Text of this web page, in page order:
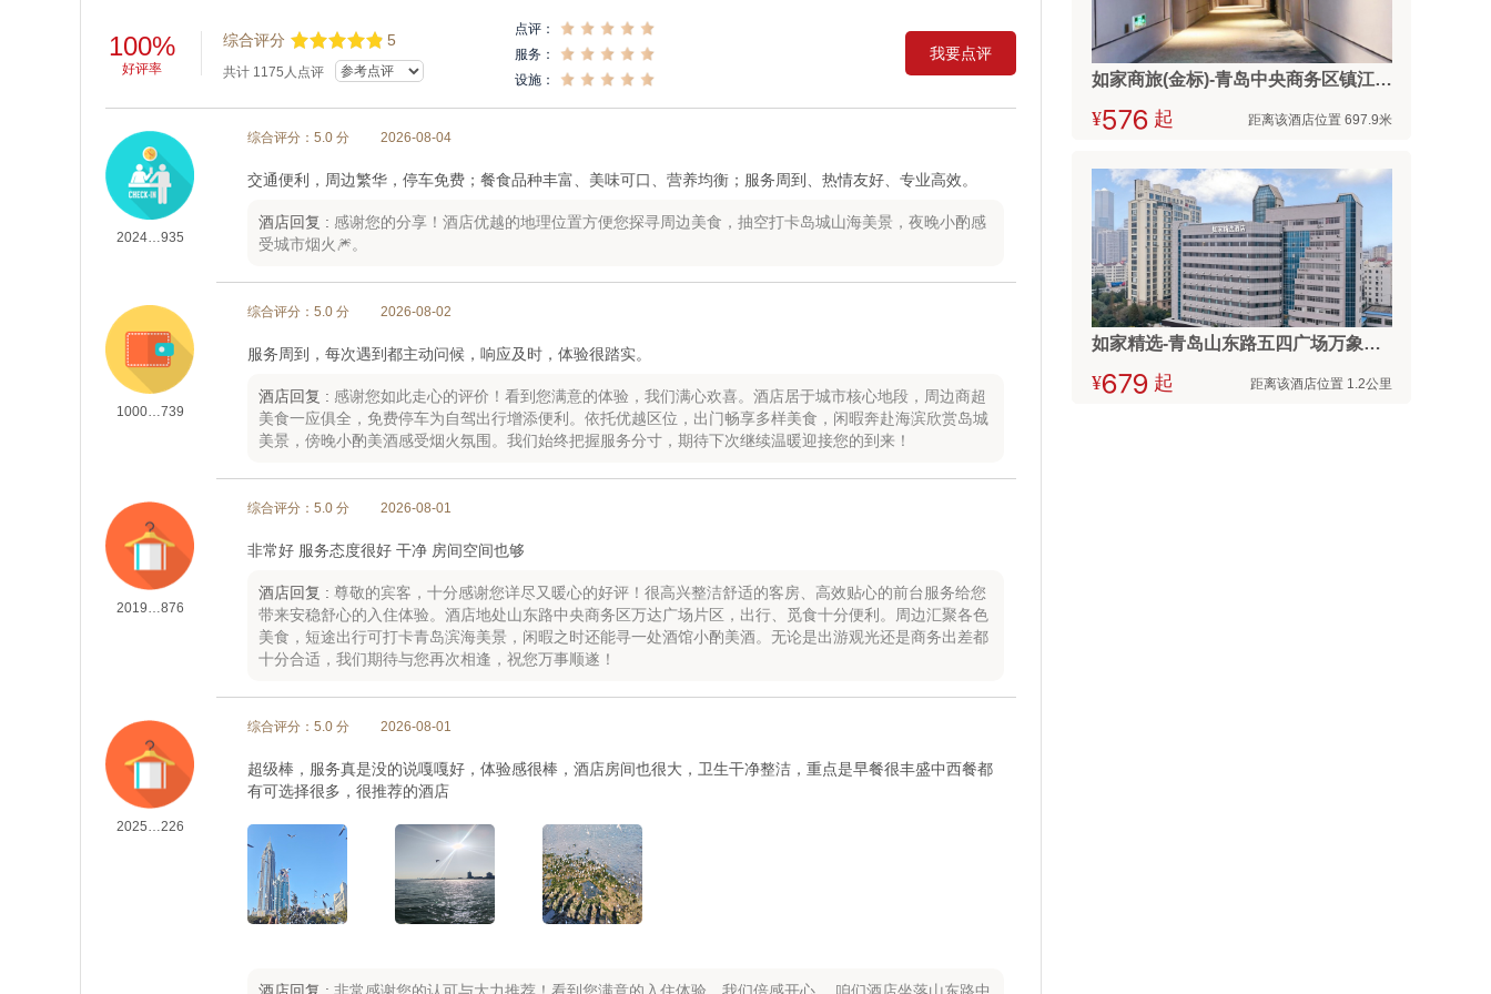
100%
好评率
综合评分 5
共计 1175 人点评
点评：
服务：
设施：
我要点评
2024…935
综合评分：5.0 分 2026-08-04
交通便利，周边繁华，停车免费；餐食品种丰富、美味可口、营养均衡；服务周到、热情友好、专业高效。
酒店回复 : 感谢您的分享！酒店优越的地理位置方便您探寻周边美食，抽空打卡岛城山海美景，夜晚小酌感
受城市烟火🎆。
1000…739
综合评分：5.0 分 2026-08-02
服务周到，每次遇到都主动问候，响应及时，体验很踏实。
酒店回复 : 感谢您如此走心的评价！看到您满意的体验，我们满心欢喜。酒店居于城市核心地段，周边商超
美食一应俱全，免费停车为自驾出行增添便利。依托优越区位，出门畅享多样美食，闲暇奔赴海滨欣赏岛城
美景，傍晚小酌美酒感受烟火氛围。我们始终把握服务分寸，期待下次继续温暖迎接您的到来！
2019…876
综合评分：5.0 分 2026-08-01
非常好 服务态度很好 干净 房间空间也够
酒店回复 : 尊敬的宾客，十分感谢您详尽又暖心的好评！很高兴整洁舒适的客房、高效贴心的前台服务给您
带来安稳舒心的入住体验。酒店地处山东路中央商务区万达广场片区，出行、觅食十分便利。周边汇聚各色
美食，短途出行可打卡青岛滨海美景，闲暇之时还能寻一处酒馆小酌美酒。无论是出游观光还是商务出差都
十分合适，我们期待与您再次相逢，祝您万事顺遂！
2025…226
综合评分：5.0 分 2026-08-01
超级棒，服务真是没的说嘎嘎好，体验感很棒，酒店房间也很大，卫生干净整洁，重点是早餐很丰盛中西餐都
有可选择很多，很推荐的酒店
如家商旅(金标)-青岛中央商务区镇江北路海慈医疗地铁站店
¥  起 距离该酒店位置 697.9米
如家精选-青岛山东路五四广场万象城店
¥  起 距离该酒店位置 1.2公里